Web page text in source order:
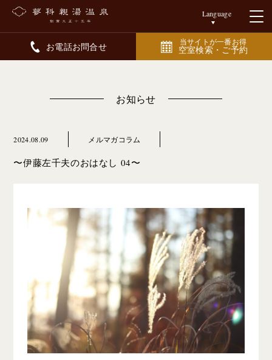
Language
お電話お問合せ 当サイトが一番お得
空室検索・ご予約
お知らせ
2024.08.09 メルマガコラム
〜伊藤左千夫のおはなし 04〜